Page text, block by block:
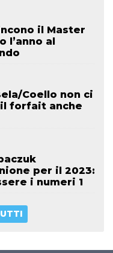
il Master
l’anno al
Coello non ci
forfait anche
per il 2023:
i numeri 1